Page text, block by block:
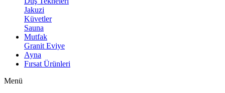
Jakuzi
Küvetler
Sauna
Mutfak
Granit Eviye
Ayna
Fırsat Ürünleri
Menü